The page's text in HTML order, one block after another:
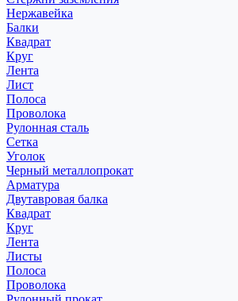
Нержавейка
Балки
Квадрат
Круг
Лента
Лист
Полоса
Проволока
Рулонная сталь
Сетка
Уголок
Черный металлопрокат
Арматура
Двутавровая балка
Квадрат
Круг
Лента
Листы
Полоса
Проволока